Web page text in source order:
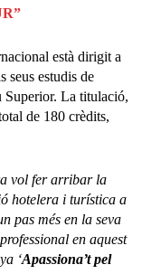
està dirigit a
seus estudis de
La titulació,
de 180 crèdits,
vol fer arribar la
hotelera i turística a
pas més en la seva
en aquest
‘Apassiona’t pel